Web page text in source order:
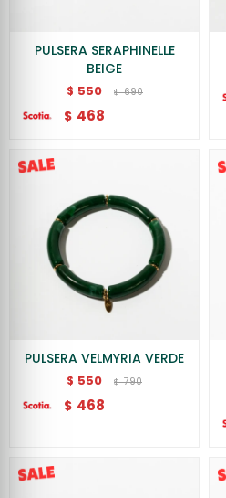
PULSERA SERAPHINELLE
BEIGE
$ 550 $ 690
$ 468
PULSERA VELMYRIA VERDE
$ 550 $ 790
$ 468